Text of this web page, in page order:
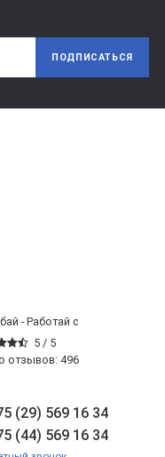
ПОДПИСАТЬСЯ
- Работай с
5 / 5
отзывов: 496
(29) 569 16 34
(44) 569 16 34